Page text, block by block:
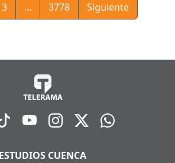
3 ... 3778 Siguiente
ESTUDIOS CUENCA